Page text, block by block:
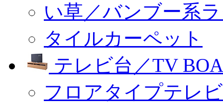
い草／バンブー系
タイルカーペット
テレビ台／TV
フロアタイプテレ